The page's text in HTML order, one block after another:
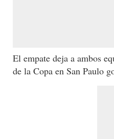
El empate deja a ambos
de la Copa en San Paulo